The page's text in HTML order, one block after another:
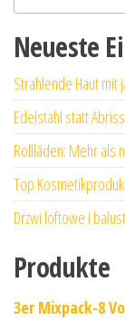
Neueste
Strahlende Haut
Edelstahl statt
Rollläden: Mehr als
Top
Drzwi loftowe i
Produkte
3er Mixpack-8